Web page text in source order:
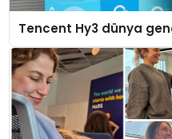
Tencent Hy3 dünya